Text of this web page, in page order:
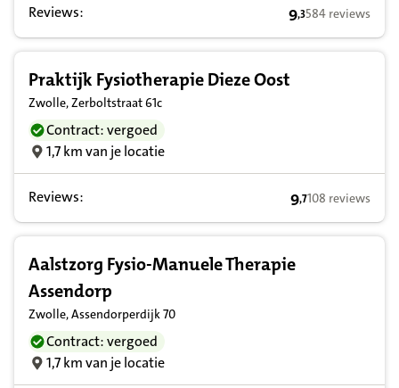
Reviews: 9,3 op basis van
9,3584 reviews
Praktijk Fysiotherapie Dieze Oost
Zwolle, Zerboltstraat 61c
Contract: vergoed
1,7 km van je locatie
Reviews: 9,7 op basis van
9,7108 reviews
Aalstzorg Fysio-Manuele Therapie
Assendorp
Zwolle, Assendorperdijk 70
Contract: vergoed
1,7 km van je locatie